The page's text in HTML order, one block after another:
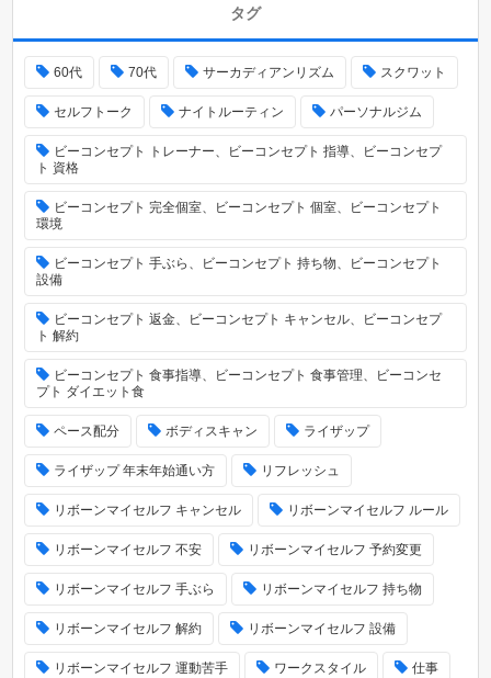
タグ
60代 70代 サーカディアンリズム スクワット
セルフトーク ナイトルーティン パーソナルジム
ビーコンセプト トレーナー、ビーコンセプト 指導、ビーコンセプ
ト 資格
ビーコンセプト 完全個室、ビーコンセプト 個室、ビーコンセプト
環境
ビーコンセプト 手ぶら、ビーコンセプト 持ち物、ビーコンセプト
設備
ビーコンセプト 返金、ビーコンセプト キャンセル、ビーコンセプ
ト 解約
ビーコンセプト 食事指導、ビーコンセプト 食事管理、ビーコンセ
プト ダイエット食
ペース配分 ボディスキャン ライザップ
ライザップ 年末年始通い方 リフレッシュ
リボーンマイセルフ キャンセル リボーンマイセルフ ルール
リボーンマイセルフ 不安 リボーンマイセルフ 予約変更
リボーンマイセルフ 手ぶら リボーンマイセルフ 持ち物
リボーンマイセルフ 解約 リボーンマイセルフ 設備
リボーンマイセルフ 運動苦手 ワークスタイル 仕事